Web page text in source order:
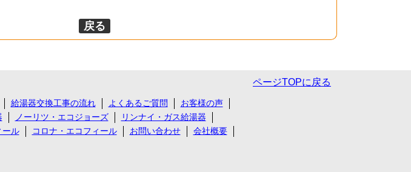
戻る
ページTOPに戻る
給湯器交換工事の流れ よくあるご質問
お客様の声
ノーリツ・エコジョーズ
リンナイ・ガス給湯器
ール コロナ・エコフィール お問い合わせ
会社概要